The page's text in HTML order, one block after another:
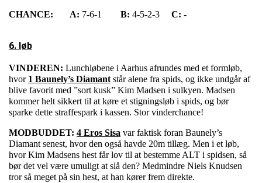
CHANCE: A: 7-6-1 B: 4-5-2-3 C: -
6. løb
VINDEREN: Lunchløbene i Aarhus afrundes med et formløb,
hvor 1 Baunely’s Diamantstår alene fra spids, og ikke undgår af
blive favorit med ”sort kusk” Kim Madsen i sulkyen. Madsen
kommer helt sikkert til at køre et stigningsløb i spids, og bør
sparke dette straffespark i kassen. Stor vinderchance!
MODBUDDET: 4 Eros Sisa var faktisk foran Baunely’s
Diamant senest, hvor den også havde 20m tillæg. Men i et løb,
hvor Kim Madsens hest får lov til at bestemme ALT i spidsen, så
bør det vel være umuligt at slå den? Medmindre Niels Knudsen
tror så meget på sin hest, at han kører frem direkte.